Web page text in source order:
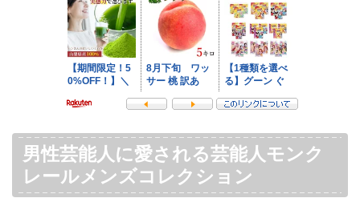
男性芸能人に愛される芸能人モンク
レールメンズコレクション